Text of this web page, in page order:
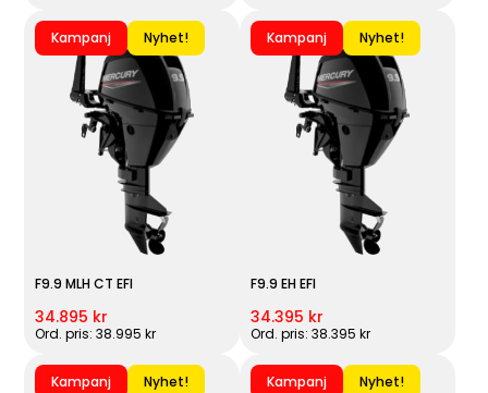
Kampanj Nyhet!
F9.9 MLH CT EFI
34.895 kr
Ord. pris: 38.995 kr
Kampanj Nyhet!
F9.9 EH EFI
34.395 kr
Ord. pris: 38.395 kr
Kampanj Nyhet! Kampanj Nyhet!